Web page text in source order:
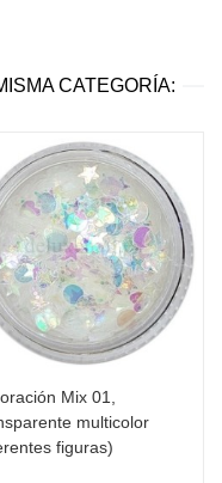
CATEGORÍA:
Mix 01,
multicolor
figuras)